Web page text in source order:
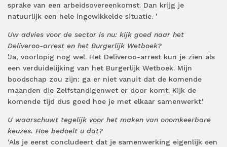
sprake van een arbeidsovereenkomst. Dan krijg je
natuurlijk een hele ingewikkelde situatie. '
Uw advies voor de sector is nu: kijk goed naar het
Deliveroo-arrest en het Burgerlijk Wetboek?
'Ja, voorlopig nog wel. Het Deliveroo-arrest kun je zien als
een verduidelijking van het Burgerlijk Wetboek. Mijn
boodschap zou zijn: ga er niet vanuit dat de komende
maanden die Zelfstandigenwet er door komt. Kijk de
komende tijd dus goed hoe je met elkaar samenwerkt.'
U waarschuwt tegelijk voor het maken van onomkeerbare
keuzes. Hoe bedoelt u dat?
‘Als je eerst concludeert dat je samenwerking eigenlijk een